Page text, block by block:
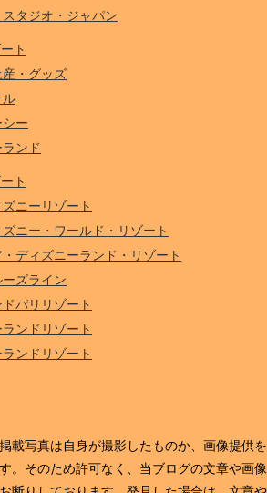
タジオ・ジャパン
ト
・グッズ
ル
ー
ンド
ト
ニーリゾート
ニー・ワールド・リゾート
ディズニーランド・リゾート
ズライン
パリリゾート
ンドリゾート
ンドリゾート
載写真は自身が撮影したものか、画像提供を
。そのため許可なく、当ブログの文章や画像